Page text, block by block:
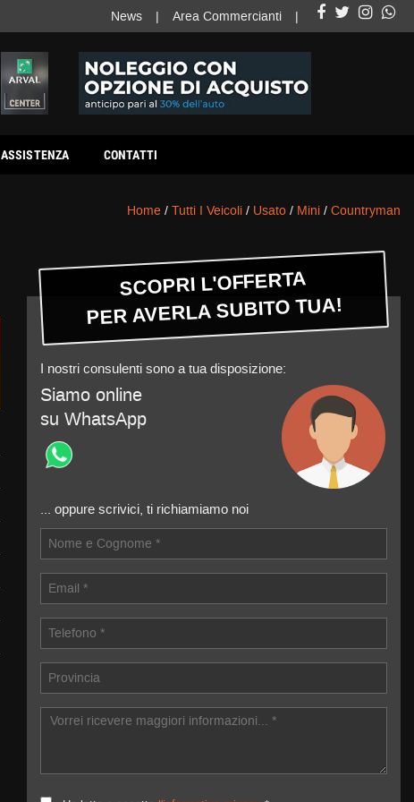
News Area Commercianti
ASSISTENZA CONTATTI
Home / Tutti I Veicoli / Usato / Mini / Countryman
SCOPRI L'OFFERTA
PER AVERLA SUBITO TUA!
I nostri consulenti sono a tua disposizione:
Siamo online
su WhatsApp
... oppure scrivici, ti richiamiamo noi